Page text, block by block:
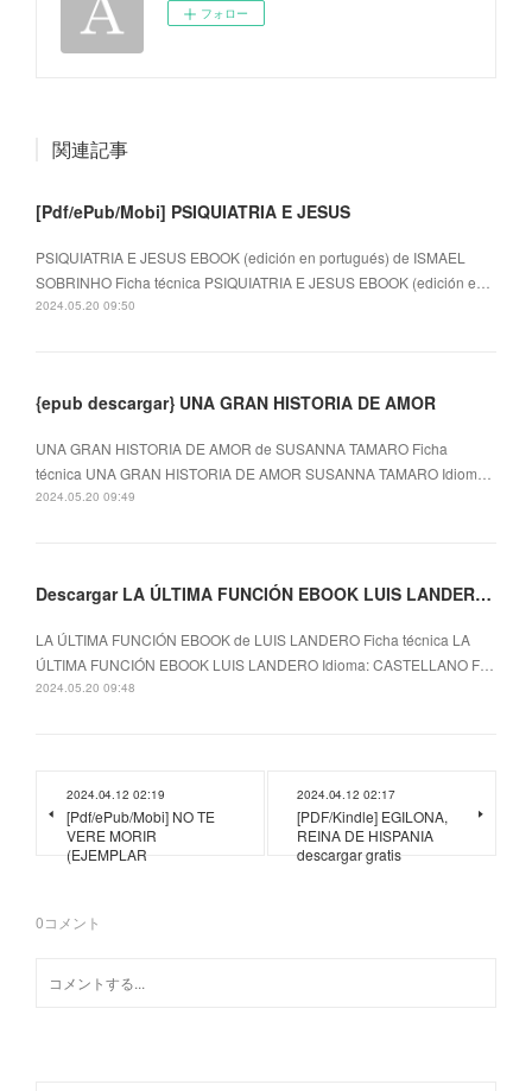
フォロー
関連記事
[Pdf/ePub/Mobi] PSIQUIATRIA E JESUS
PSIQUIATRIA E JESUS EBOOK (edición en portugués) de ISMAEL
SOBRINHO Ficha técnica PSIQUIATRIA E JESUS EBOOK (edición e…
2024.05.20 09:50
{epub descargar} UNA GRAN HISTORIA DE AMOR
UNA GRAN HISTORIA DE AMOR de SUSANNA TAMARO Ficha
técnica UNA GRAN HISTORIA DE AMOR SUSANNA TAMARO Idiom…
2024.05.20 09:49
Descargar LA ÚLTIMA FUNCIÓN EBOOK LUIS LANDERO Gratis - EPUB, PDF y MOBI
LA ÚLTIMA FUNCIÓN EBOOK de LUIS LANDERO Ficha técnica LA
ÚLTIMA FUNCIÓN EBOOK LUIS LANDERO Idioma: CASTELLANO F…
2024.05.20 09:48
2024.04.12 02:19
[Pdf/ePub/Mobi] NO TE
VERE MORIR
(EJEMPLAR
2024.04.12 02:17
[PDF/Kindle] EGILONA,
REINA DE HISPANIA
descargar gratis
0コメント